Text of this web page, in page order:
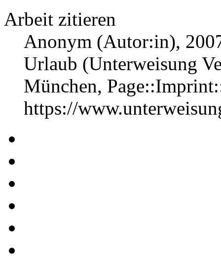
Arbeit zitieren
Anonym (Autor:in),
Urlaub (Unterweisung
München,
https://